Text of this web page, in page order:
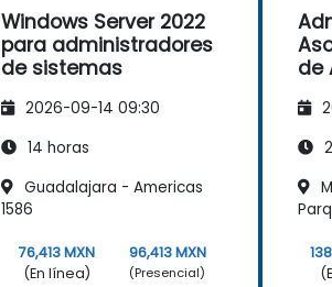
Windows Server 2022
para administradores
de sistemas
2026-09-14 09:30
14 horas
Guadalajara - Americas
1586
76,413 MXN
(En línea)
96,413 MXN
(Presencial)
de